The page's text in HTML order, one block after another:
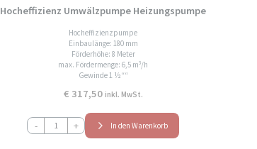
Hocheffizienz Umwälzpumpe Heizungspumpe
Hocheffizienzpumpe
Einbaulänge: 180 mm
Förderhöhe: 8 Meter
max. Fördermenge: 6,5 m³/h
Gewinde 1 ½““
€ 317,50 inkl. MwSt.
-
HST
EPA25-
+ In den Warenkorb